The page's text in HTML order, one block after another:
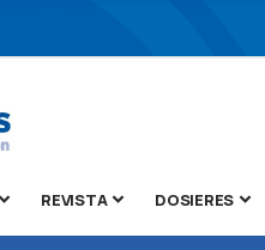
REVISTA DOSIERES